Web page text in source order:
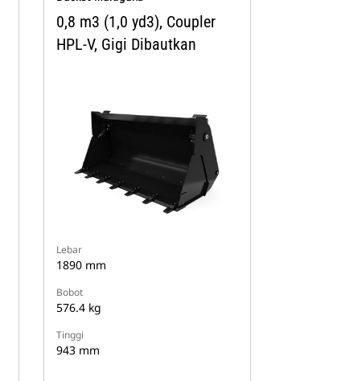
0,8 m3 (1,0 yd3), Coupler
HPL-V, Gigi Dibautkan
Lebar
1890 mm
Bobot
576.4 kg
Tinggi
943 mm